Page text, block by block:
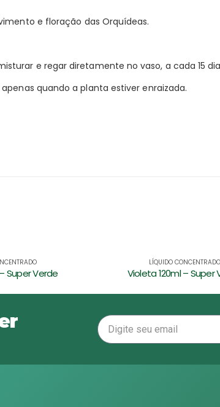
e floração das Orquídeas.
e regar diretamente no vaso, a cada 15
quando a planta estiver enraizada.
Super Verde
LÍQUIDO CONCENTRADO
Foliar 500ml – Super